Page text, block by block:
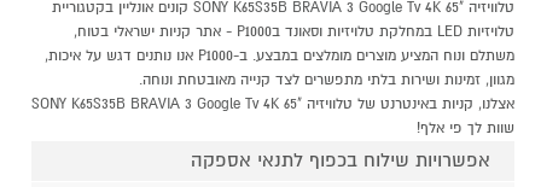
טלוויזיה "65 SONY K65S35B BRAVIA 3 Google Tv 4K קונים אונליין בקטגוריית
טלויזיות LED במחלקת טלויזיות וסאונד בP1000 - אתר קניות ישראלי בטוח,
משתלם ונוח המציע מוצרים מומלצים במבצע. ב-P1000 אנו נותנים דגש על איכות,
מגוון, זמינות ושירות בלתי מתפשרים לצד קנייה מאובטחת ונוחה.
אצלנו, קניות באינטרנט של טלוויזיה "65 SONY K65S35B BRAVIA 3 Google Tv 4K
שוות לך פי אלף!
אפשרויות שילוח בכפוף לתנאי אספקה